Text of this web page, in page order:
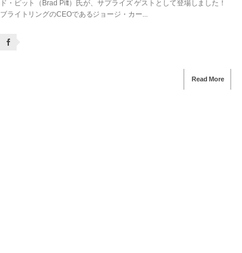
ド・ピット（Brad Pitt）氏が、サプライズ ゲストとして登場しました！
ブライトリングのCEOであるジョージ・カー...
Read More